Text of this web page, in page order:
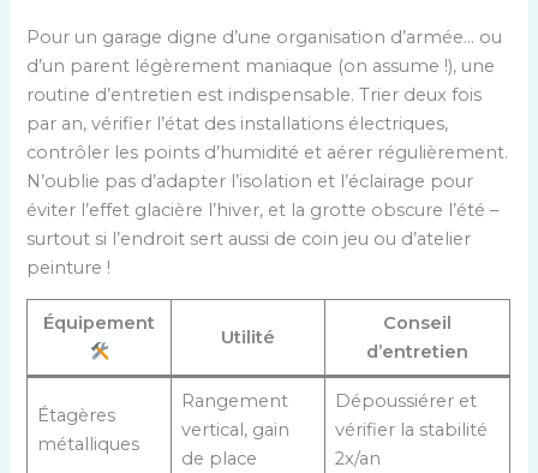
Pour un garage digne d’une organisation d’armée… ou
d’un parent légèrement maniaque (on assume !), une
routine d’entretien est indispensable. Trier deux fois
par an, vérifier l’état des installations électriques,
contrôler les points d’humidité et aérer régulièrement.
N’oublie pas d’adapter l’isolation et l’éclairage pour
éviter l’effet glacière l’hiver, et la grotte obscure l’été –
surtout si l’endroit sert aussi de coin jeu ou d’atelier
peinture !
Équipement
Utilité
Conseil
d’entretien
Étagères
métalliques
Rangement
vertical, gain
de place
Dépoussiérer et
vérifier la stabilité
2x/an